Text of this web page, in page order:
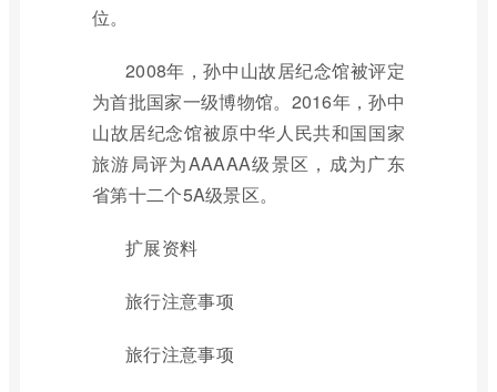
位。
2008年，孙中山故居纪念馆被评定
为首批国家一级博物馆。2016年，孙中
山故居纪念馆被原中华人民共和国国家
旅游局评为AAAAA级景区，成为广东
省第十二个5A级景区。
扩展资料
旅行注意事项
旅行注意事项